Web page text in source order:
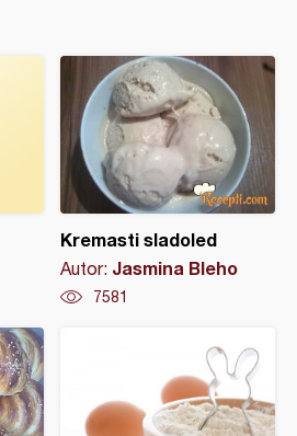
Kremasti sladoled
Autor: Jasmina Bleho
7581